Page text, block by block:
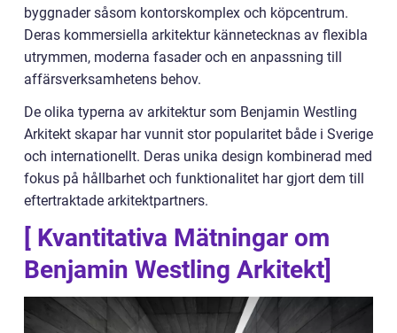
byggnader såsom kontorskomplex och köpcentrum.
Deras kommersiella arkitektur kännetecknas av flexibla
utrymmen, moderna fasader och en anpassning till
affärsverksamhetens behov.
De olika typerna av arkitektur som Benjamin Westling
Arkitekt skapar har vunnit stor popularitet både i Sverige
och internationellt. Deras unika design kombinerad med
fokus på hållbarhet och funktionalitet har gjort dem till
eftertraktade arkitektpartners.
[ Kvantitativa Mätningar om
Benjamin Westling Arkitekt]